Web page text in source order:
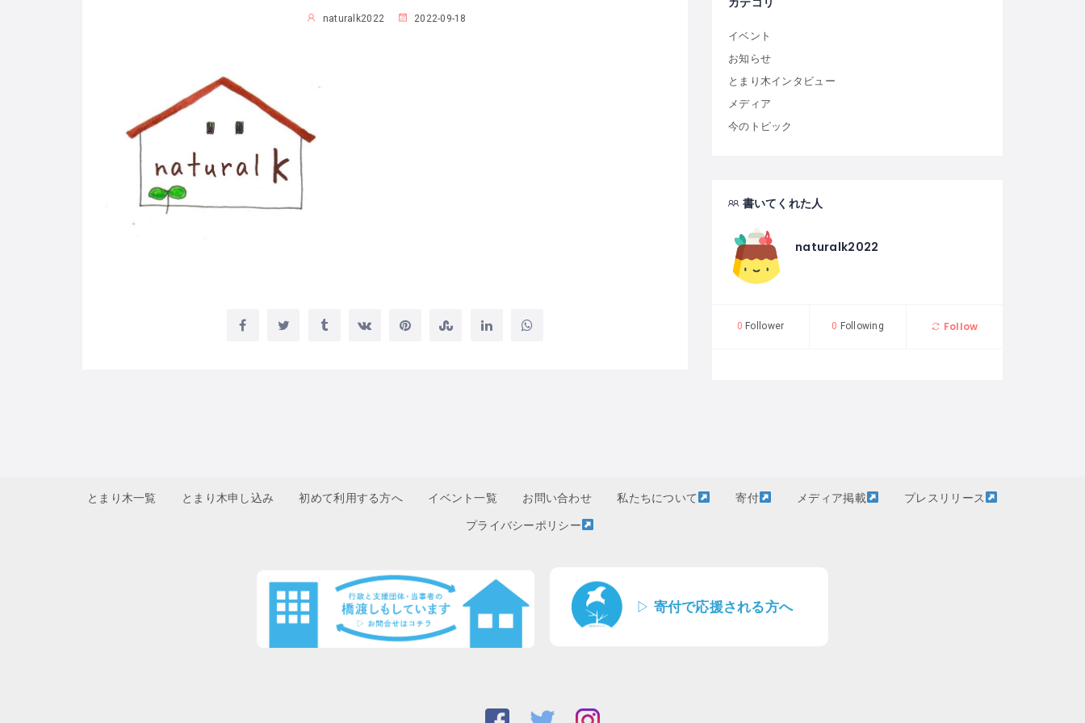
naturalk2022 2022-09-18
イベント
お知らせ
とまり木インタビュー
メディア
今のトピック
書いてくれた人
naturalk2022
0 Follower 0 Following Follow
とまり木一覧 とまり木申し込み 初めて利用する方へ イベント一覧 お問い合わせ 私たちについて 寄付 メディア掲載 プレスリリース
プライバシーポリシー
▷ 寄付で応援される方へ